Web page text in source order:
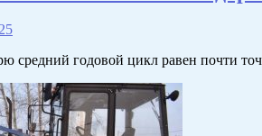
средний годовой цикл равен почти